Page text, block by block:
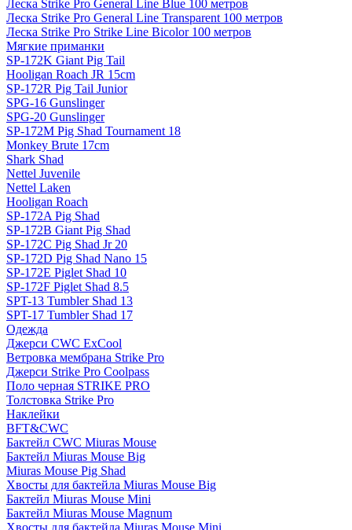
Леска Strike Pro General Line Blue 100 метров
Леска Strike Pro General Line Transparent 100 метров
Леска Strike Pro Strike Line Bicolor 100 метров
Мягкие приманки
SP-172K Giant Pig Tail
Hooligan Roach JR 15cm
SP-172R Pig Tail Junior
SPG-16 Gunslinger
SPG-20 Gunslinger
SP-172M Pig Shad Tournament 18
Monkey Brute 17cm
Shark Shad
Nettel Juvenile
Nettel Laken
Hooligan Roach
SP-172A Pig Shad
SP-172B Giant Pig Shad
SP-172C Pig Shad Jr 20
SP-172D Pig Shad Nano 15
SP-172E Piglet Shad 10
SP-172F Piglet Shad 8.5
SPT-13 Tumbler Shad 13
SPT-17 Tumbler Shad 17
Одежда
Джерси CWC ExCool
Ветровка мембрана Strike Pro
Джерси Strike Pro Coolpass
Поло черная STRIKE PRO
Толстовка Strike Pro
Наклейки
BFT&CWC
Бактейл CWC Miuras Mouse
Бактейл Miuras Mouse Big
Miuras Mouse Pig Shad
Хвосты для бактейла Miuras Mouse Big
Бактейл Miuras Mouse Mini
Бактейл Miuras Mouse Magnum
Хвосты для бактейла Miuras Mouse Mini